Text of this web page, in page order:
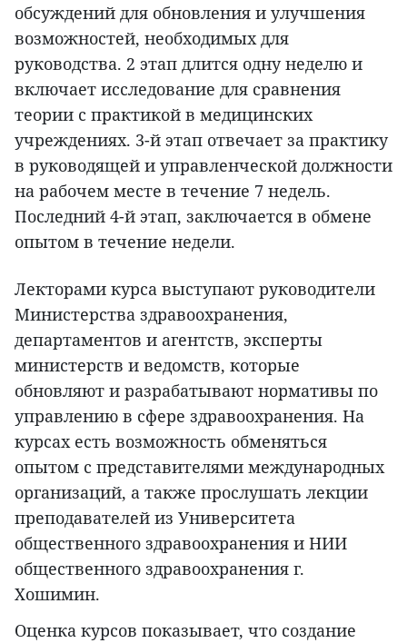
обсуждений для обновления и улучшения
возможностей, необходимых для
руководства. 2 этап длится одну неделю и
включает исследование для сравнения
теории с практикой в медицинских
учреждениях. 3-й этап отвечает за практику
в руководящей и управленческой должности
на рабочем месте в течение 7 недель.
Последний 4-й этап, заключается в обмене
опытом в течение недели.
Лекторами курса выступают руководители
Министерства здравоохранения,
департаментов и агентств, эксперты
министерств и ведомств, которые
обновляют и разрабатывают нормативы по
управлению в сфере здравоохранения. На
курсах есть возможность обменяться
опытом с представителями международных
организаций, а также прослушать лекции
преподавателей из Университета
общественного здравоохранения и НИИ
общественного здравоохранения г.
Хошимин.
Оценка курсов показывает, что создание